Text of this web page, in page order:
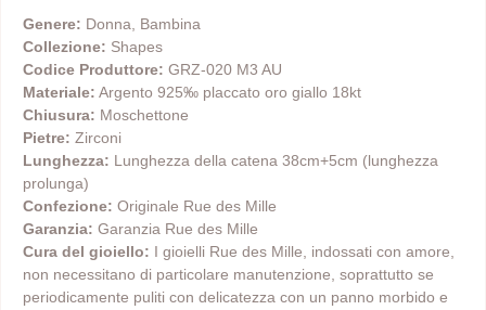
Genere: Donna, Bambina
Collezione: Shapes
Codice Produttore: GRZ-020 M3 AU
Materiale: Argento 925‰ placcato oro giallo 18kt
Chiusura: Moschettone
Pietre: Zirconi
Lunghezza: Lunghezza della catena 38cm+5cm (lunghezza
prolunga)
Confezione: Originale Rue des Mille
Garanzia: Garanzia Rue des Mille
Cura del gioiello: I gioielli Rue des Mille, indossati con amore,
non necessitano di particolare manutenzione, soprattutto se
periodicamente puliti con delicatezza con un panno morbido e